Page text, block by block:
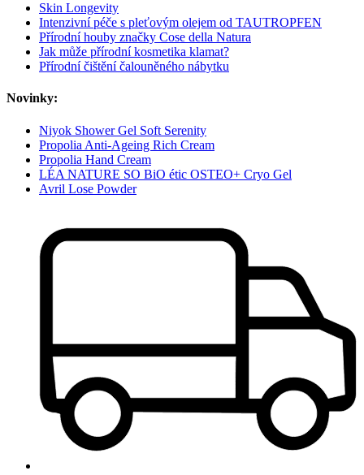
Skin Longevity
Intenzivní péče s pleťovým olejem od TAUTROPFEN
Přírodní houby značky Cose della Natura
Jak může přírodní kosmetika klamat?
Přírodní čištění čalouněného nábytku
Novinky:
Niyok Shower Gel Soft Serenity
Propolia Anti-Ageing Rich Cream
Propolia Hand Cream
LÉA NATURE SO BiO étic OSTEO+ Cryo Gel
Avril Lose Powder